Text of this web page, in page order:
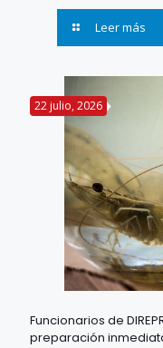
Leer más
22 julio, 2026
Funcionarios de
preparación